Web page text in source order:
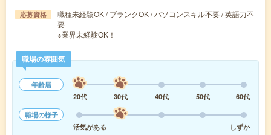
応募資格
職種未経験OK / ブランクOK / パソコンスキル不要 / 英語力不
要
※業界未経験OK！
職場の雰囲気
年齢層
20代
30代 40代 50代
60代
職場の様子
活気がある
しずか